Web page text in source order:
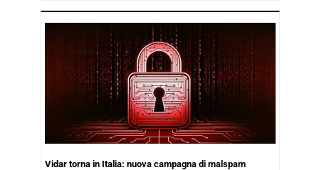
Vidar torna in Italia: nuova campagna di malspam